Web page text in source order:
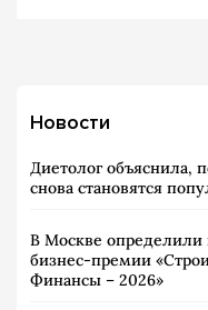
Новости
Диетолог объяснила,
снова становятся
В Москве определили
бизнес-премии
Финансы – 2026»